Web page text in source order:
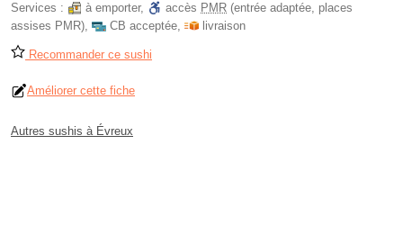
Services :
à emporter, accès PMR (entrée adaptée, places
assises PMR), CB acceptée, livraison
Recommander ce sushi
Améliorer cette fiche
Autres sushis à Évreux